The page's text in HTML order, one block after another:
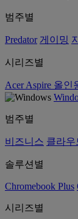
범주별
Predator 게이밍
시리즈별
Acer Aspire 올인
범주별
비즈니스 클라우
솔루션별
Chromebook Plus
시리즈별